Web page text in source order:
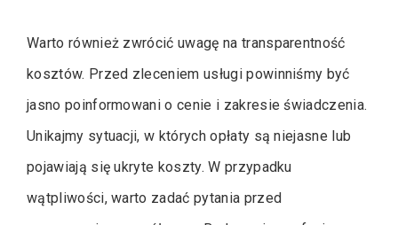
Warto również zwrócić uwagę na transparentność
kosztów. Przed zleceniem usługi powinniśmy być
jasno poinformowani o cenie i zakresie świadczenia.
Unikajmy sytuacji, w których opłaty są niejasne lub
pojawiają się ukryte koszty. W przypadku
wątpliwości, warto zadać pytania przed